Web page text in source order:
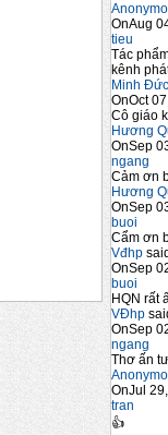
OnAug
tieu
Tác
kênh
Minh Đức
OnOct
Cô giáo
Hương
OnSep
ngang
Cảm ơn
Hương
OnSep
buoi
Cẩm ơn
Vđhp
OnSep
buoi
HQN rất
VĐhp
OnSep
ngang
Thơ ấn
OnJul
tran
👍